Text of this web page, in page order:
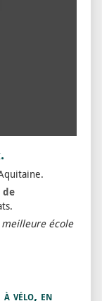
de
meilleure école
vélo, en